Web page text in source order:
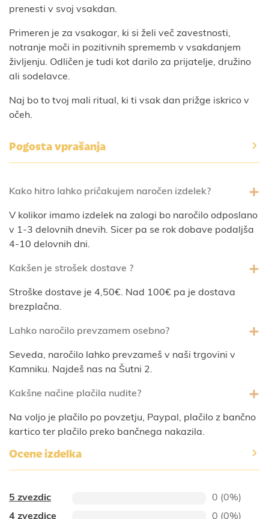
prenesti v svoj vsakdan.
Primeren je za vsakogar, ki si želi več zavestnosti,
notranje moči in pozitivnih sprememb v vsakdanjem
življenju. Odličen je tudi kot darilo za prijatelje, družino
ali sodelavce.
Naj bo to tvoj mali ritual, ki ti vsak dan prižge iskrico v
očeh.
Pogosta vprašanja
Kako hitro lahko pričakujem naročen izdelek?
V kolikor imamo izdelek na zalogi bo naročilo odposlano
v 1-3 delovnih dnevih. Sicer pa se rok dobave podaljša
4-10 delovnih dni.
Kakšen je strošek dostave ?
Stroške dostave je 4,50€. Nad 100€ pa je dostava
brezplačna.
Lahko naročilo prevzamem osebno?
Seveda, naročilo lahko prevzameš v naši trgovini v
Kamniku. Najdeš nas na Šutni 2.
Kakšne načine plačila nudite?
Na voljo je plačilo po povzetju, Paypal, plačilo z bančno
kartico ter plačilo preko bančnega nakazila.
Ocene izdelka
5 zvezdic
0 (0%)
4 zvezdice
0 (0%)